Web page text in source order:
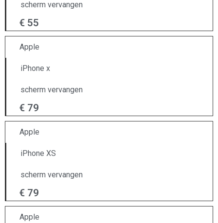
scherm vervangen
€ 55
Apple
iPhone x
scherm vervangen
€ 79
Apple
iPhone XS
scherm vervangen
€ 79
Apple